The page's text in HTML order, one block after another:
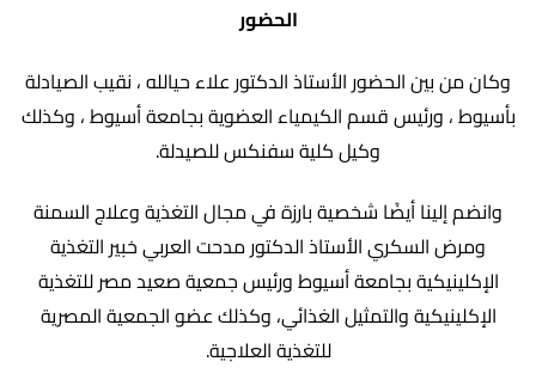
الحضور
وكان من بين الحضور الأستاذ الدكتور علاء حيالله ، نقيب الصيادلة
بأسيوط ، ورئيس قسم الكيمياء العضوية بجامعة أسيوط ، وكذلك
وكيل كلية سفنكس للصيدلة.
وانضم إلينا أيضًا شخصية بارزة في مجال التغذية وعلاج السمنة
ومرض السكري الأستاذ الدكتور مدحت العربي خبير التغذية
الإكلينيكية بجامعة أسيوط ورئيس جمعية صعيد مصر للتغذية
الإكلينيكية والتمثيل الغذائي، وكذلك عضو الجمعية المصرية
للتغذية العلاجية.